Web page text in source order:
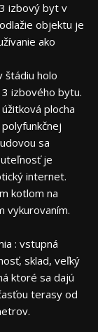
izbový byt v
objektu je
ako
štádiu holo
izbového bytu.
plocha
sa
je
internet.
kotlom na
vykurovaním.
: vstupná
sklad, veľký
ktoré sa dajú
terasy od